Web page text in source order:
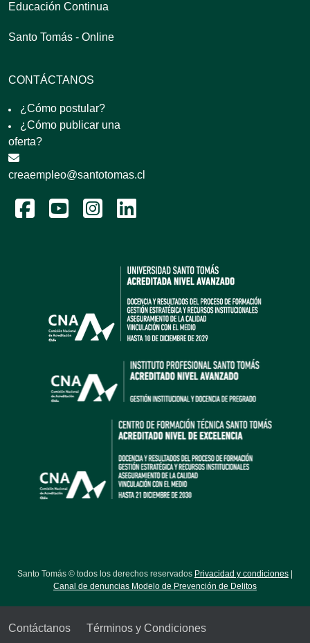
Educación Continua
Santo Tomás - Online
CONTÁCTANOS
¿Cómo postular?
¿Cómo publicar una
oferta?
creaempleo@santotomas.cl
Santo Tomás © todos los derechos reservados Privacidad y condiciones
Canal de denuncias Modelo de Prevención de Delitos
Contáctanos Términos y Condiciones